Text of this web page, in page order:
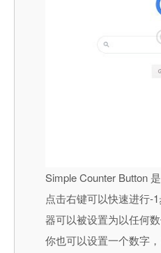
Simple Counter Button
点击右键可以快速进行-
器可以被设置为以任何
你也可以设置一个数字